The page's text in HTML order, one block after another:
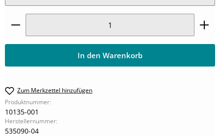
Produkt Anzahl: Gib den gewünschten Wert ein
In den Warenkorb
Zum Merkzettel hinzufügen
Produktnummer:
10135-001
Herstellernummer:
535090-04